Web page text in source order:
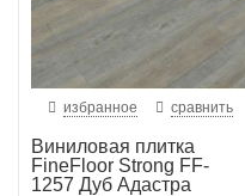
избранное сравнить
Виниловая плитка
FineFloor Strong FF-
1257 Дуб Адастра